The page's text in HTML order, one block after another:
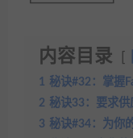
内容目录
1 秘诀#32：掌握
2 秘诀33：要求供
3 秘诀#34：为你